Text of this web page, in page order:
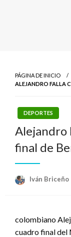
PÁGINA DE INICIO
ALEJANDRO FALLA
DEPORTES
Alejandro
final de
Iván Briceño
colombiano
cuadro final del